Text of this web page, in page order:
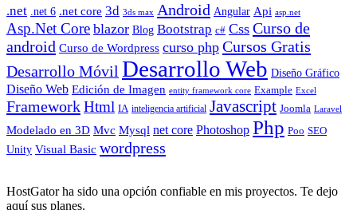
.net .net 6 .net core 3d 3ds max Android Angular Api asp.net
Asp.Net Core blazor Blog Bootstrap c# Css Curso de
android Curso de Wordpress curso php Cursos Gratis
Desarrollo Móvil Desarrollo Web Diseño Gráfico
Diseño Web Edición de Imagen entity framework core Example Excel
FrameworkHtml IA inteligencia artificial Javascript Joomla Laravel
Modelado en 3D Mvc Mysql net core Photoshop Php Poo SEO
Unity Visual Basic wordpress
HostGator ha sido una opción confiable en mis proyectos. Te dejo
aquí sus planes.